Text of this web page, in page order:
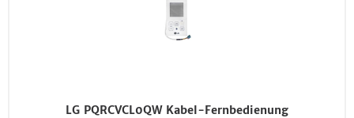
LG PQRCVCL0QW Kabel-Fernbedienung